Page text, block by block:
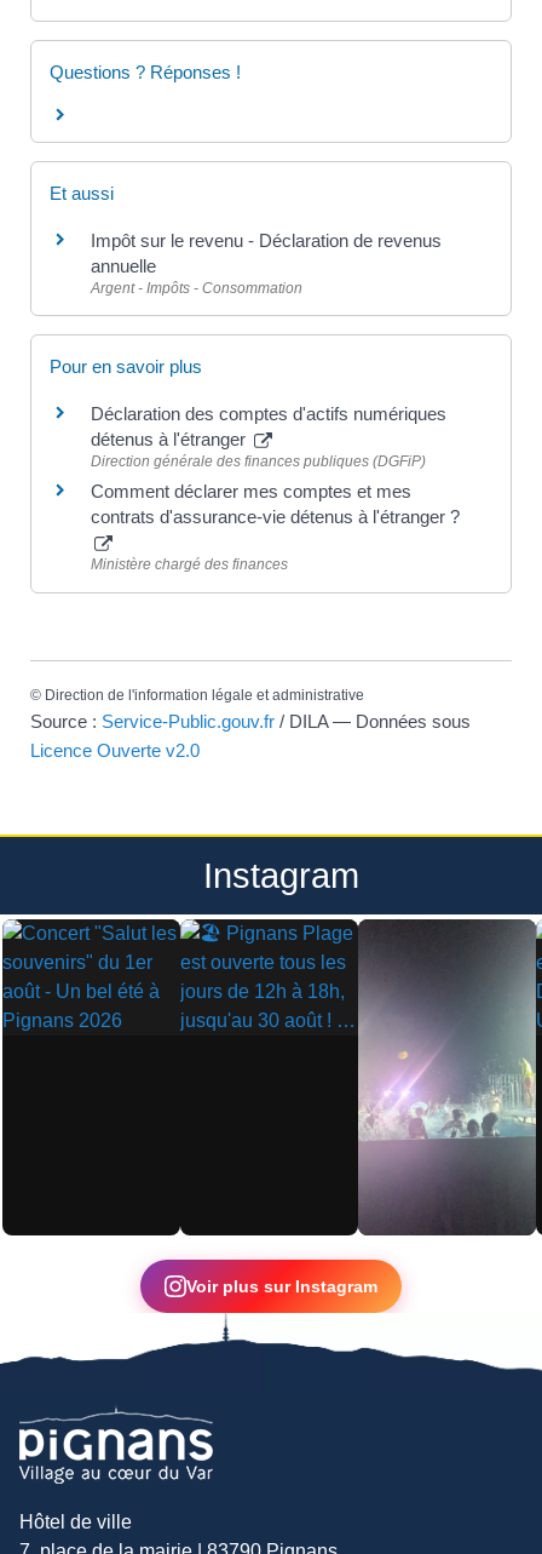
Questions ? Réponses !
Et aussi
Impôt sur le revenu - Déclaration de revenus
annuelle
Argent - Impôts - Consommation
Pour en savoir plus
Déclaration des comptes d'actifs numériques
détenus à l'étranger
Direction générale des finances publiques (DGFiP)
Comment déclarer mes comptes et mes
contrats d'assurance-vie détenus à l'étranger ?
Ministère chargé des finances
© Direction de l'information légale et administrative
Source : Service-Public.gouv.fr / DILA — Données sous
Licence Ouverte v2.0
Instagram
▶
Voir plus sur Instagram
Hôtel de ville